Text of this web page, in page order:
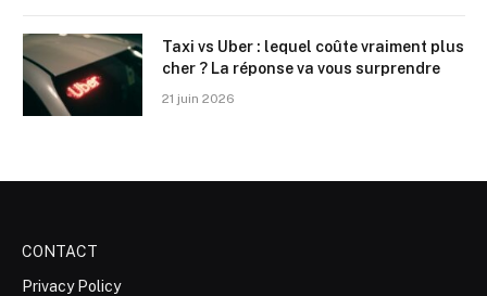
Taxi vs Uber : lequel coûte vraiment plus
cher ? La réponse va vous surprendre
21 juin 2026
CONTACT
Privacy Policy